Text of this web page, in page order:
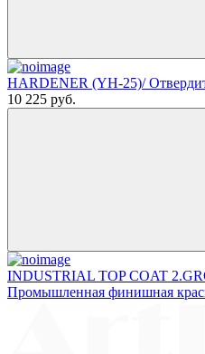
HARDENER (YH-25)/
10 225 руб.
INDUSTRIAL TOP COAT
Промышленная финишная